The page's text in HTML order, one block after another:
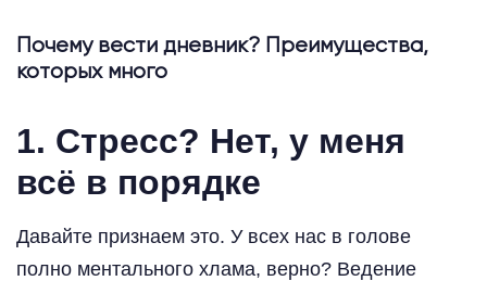
Почему вести дневник? Преимущества,
которых много
1. Стресс? Нет, у меня
всё в порядке
Давайте признаем это. У всех нас в голове
полно ментального хлама, верно? Ведение